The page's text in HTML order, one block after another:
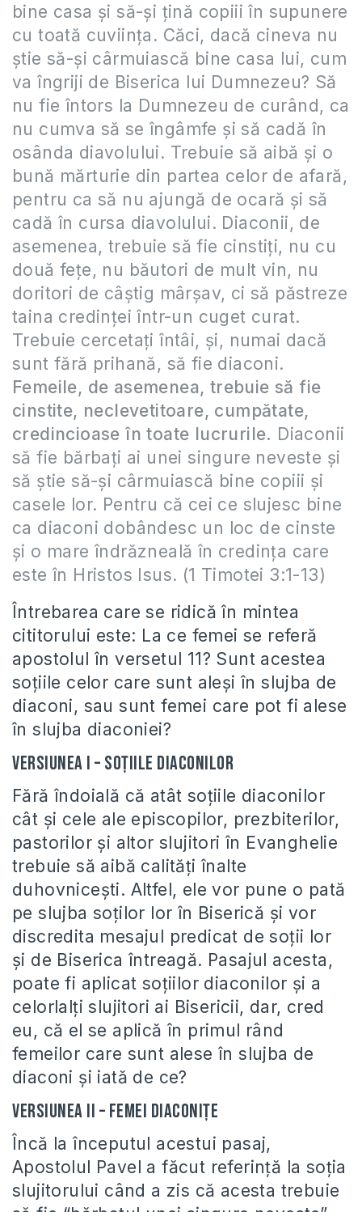
bine casa şi să-şi ţină copiii în supunere
cu toată cuviinţa. Căci, dacă cineva nu
ştie să-şi cârmuiască bine casa lui, cum
va îngriji de Biserica lui Dumnezeu? Să
nu fie întors la Dumnezeu de curând, ca
nu cumva să se îngâmfe şi să cadă în
osânda diavolului. Trebuie să aibă şi o
bună mărturie din partea celor de afară,
pentru ca să nu ajungă de ocară şi să
cadă în cursa diavolului. Diaconii, de
asemenea, trebuie să fie cinstiţi, nu cu
două feţe, nu băutori de mult vin, nu
doritori de câştig mârşav, ci să păstreze
taina credinţei într-un cuget curat.
Trebuie cercetaţi întâi, şi, numai dacă
sunt fără prihană, să fie diaconi.
Femeile, de asemenea, trebuie să fie
cinstite, neclevetitoare, cumpătate,
credincioase în toate lucrurile. Diaconii
să fie bărbaţi ai unei singure neveste şi
să ştie să-şi cârmuiască bine copiii şi
casele lor. Pentru că cei ce slujesc bine
ca diaconi dobândesc un loc de cinste
şi o mare îndrăzneală în credinţa care
este în Hristos Isus. (1 Timotei 3:1-13)
Întrebarea care se ridică în mintea
cititorului este: La ce femei se referă
apostolul în versetul 11? Sunt acestea
soţiile celor care sunt aleşi în slujba de
diaconi, sau sunt femei care pot fi alese
în slujba diaconiei?
Versiunea I – Soţiile diaconilor
Fără îndoială că atât soţiile diaconilor
cât şi cele ale episcopilor, prezbiterilor,
pastorilor şi altor slujitori în Evanghelie
trebuie să aibă calităţi înalte
duhovniceşti. Altfel, ele vor pune o pată
pe slujba soţilor lor în Biserică şi vor
discredita mesajul predicat de soţii lor
şi de Biserica întreagă. Pasajul acesta,
poate fi aplicat soţiilor diaconilor şi a
celorlalţi slujitori ai Bisericii, dar, cred
eu, că el se aplică în primul rând
femeilor care sunt alese în slujba de
diaconi şi iată de ce?
Versiunea II – Femei diaconiţe
Încă la începutul acestui pasaj,
Apostolul Pavel a făcut referinţă la soţia
slujitorului când a zis că acesta trebuie